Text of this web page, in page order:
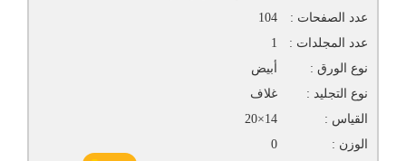
عدد الصفحات :
104
عدد المجلدات :
1
نوع الورق :
أبيض
نوع التجليد :
غلاف
القياس :
14×20
الوزن :
0